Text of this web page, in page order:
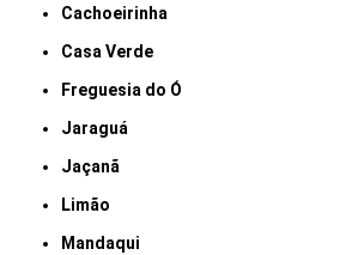
Cachoeirinha
Casa Verde
Freguesia do Ó
Jaraguá
Jaçanã
Limão
Mandaqui